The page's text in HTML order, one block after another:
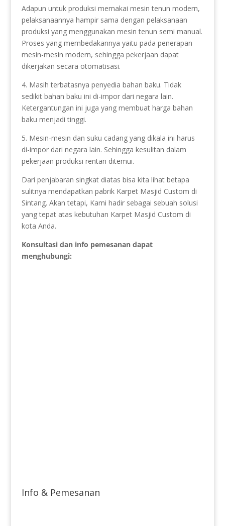
Adapun untuk produksi memakai mesin tenun modern,
pelaksanaannya hampir sama dengan pelaksanaan
produksi yang menggunakan mesin tenun semi manual.
Proses yang membedakannya yaitu pada penerapan
mesin-mesin modern, sehingga pekerjaan dapat
dikerjakan secara otomatisasi.
4. Masih terbatasnya penyedia bahan baku. Tidak
sedikit bahan baku ini di-impor dari negara lain.
Ketergantungan ini juga yang membuat harga bahan
baku menjadi tinggi.
5. Mesin-mesin dan suku cadang yang dikala ini harus
di-impor dari negara lain. Sehingga kesulitan dalam
pekerjaan produksi rentan ditemui.
Dari penjabaran singkat diatas bisa kita lihat betapa
sulitnya mendapatkan pabrik Karpet Masjid Custom di
Sintang. Akan tetapi, Kami hadir sebagai sebuah solusi
yang tepat atas kebutuhan Karpet Masjid Custom di
kota Anda.
Konsultasi dan info pemesanan dapat
menghubungi:
Info & Pemesanan